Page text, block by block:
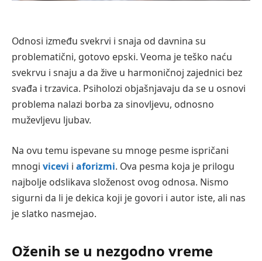
Odnosi između svekrvi i snaja od davnina su
problematični, gotovo epski. Veoma je teško naću
svekrvu i snaju a da žive u harmoničnoj zajednici bez
svađa i trzavica. Psiholozi objašnjavaju da se u osnovi
problema nalazi borba za sinovljevu, odnosno
muževljevu ljubav.
Na ovu temu ispevane su mnoge pesme ispričani
mnogi vicevi i aforizmi. Ova pesma koja je prilogu
najbolje odslikava složenost ovog odnosa. Nismo
sigurni da li je dekica koji je govori i autor iste, ali nas
je slatko nasmejao.
Oženih se u nezgodno vreme